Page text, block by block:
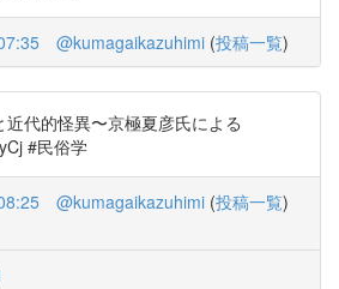
@kumagaikazuhimi (投稿一覧)
代的怪異〜京極夏彦氏による
#民俗学
@kumagaikazuhimi (投稿一覧)